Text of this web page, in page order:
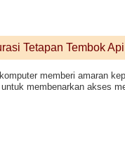
Tetapan Tembok Api
memberi amaran
membenarkan akses